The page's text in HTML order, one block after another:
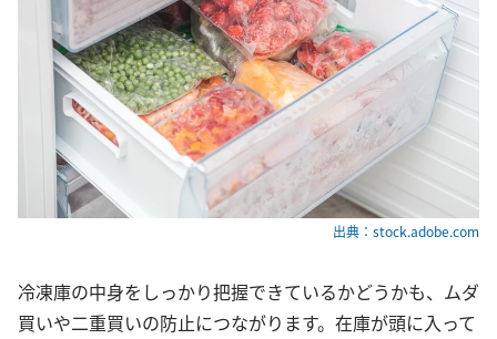
出典：stock.adobe.com
冷凍庫の中身をしっかり把握できているかどうかも、ムダ
買いや二重買いの防止につながります。在庫が頭に入って